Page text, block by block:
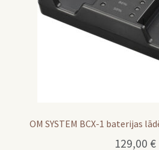
OM SYSTEM BCX-1 baterijas
129,00 €